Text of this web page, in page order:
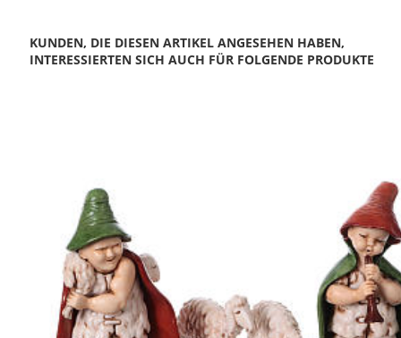
KUNDEN, DIE DIESEN ARTIKEL ANGESEHEN HABEN,
INTERESSIERTEN SICH AUCH FÜR FOLGENDE PRODUKTE